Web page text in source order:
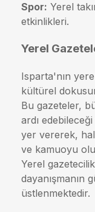
Spor: Yerel
etkinlikleri.
Yerel
Isparta'nın
kültürel
Bu gazeteler,
ardı
yer vererek,
ve kamuoyu
Yerel
dayanışmanın
üstlenmektedir.